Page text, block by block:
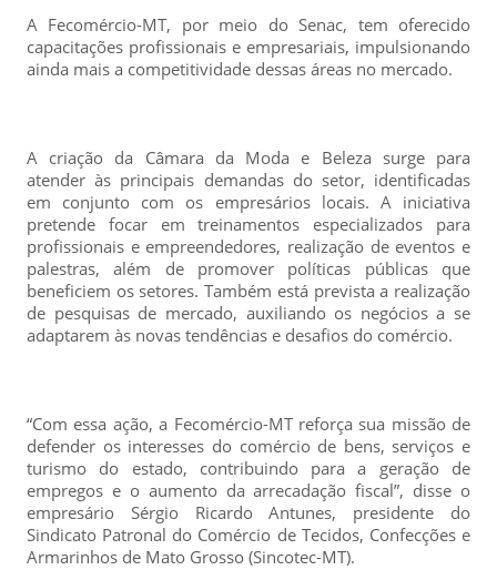
A Fecomércio-MT, por meio do Senac, tem oferecido
capacitações profissionais e empresariais, impulsionando
ainda mais a competitividade dessas áreas no mercado.
A criação da Câmara da Moda e Beleza surge para
atender às principais demandas do setor, identificadas
em conjunto com os empresários locais. A iniciativa
pretende focar em treinamentos especializados para
profissionais e empreendedores, realização de eventos e
palestras, além de promover políticas públicas que
beneficiem os setores. Também está prevista a realização
de pesquisas de mercado, auxiliando os negócios a se
adaptarem às novas tendências e desafios do comércio.
“Com essa ação, a Fecomércio-MT reforça sua missão de
defender os interesses do comércio de bens, serviços e
turismo do estado, contribuindo para a geração de
empregos e o aumento da arrecadação fiscal”, disse o
empresário Sérgio Ricardo Antunes, presidente do
Sindicato Patronal do Comércio de Tecidos, Confecções e
Armarinhos de Mato Grosso (Sincotec-MT).